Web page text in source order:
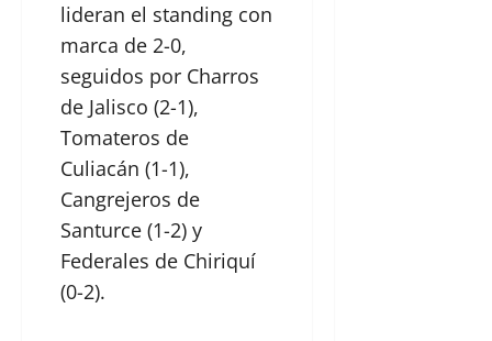
lideran el standing con
marca de 2-0,
seguidos por Charros
de Jalisco (2-1),
Tomateros de
Culiacán (1-1),
Cangrejeros de
Santurce (1-2) y
Federales de Chiriquí
(0-2).